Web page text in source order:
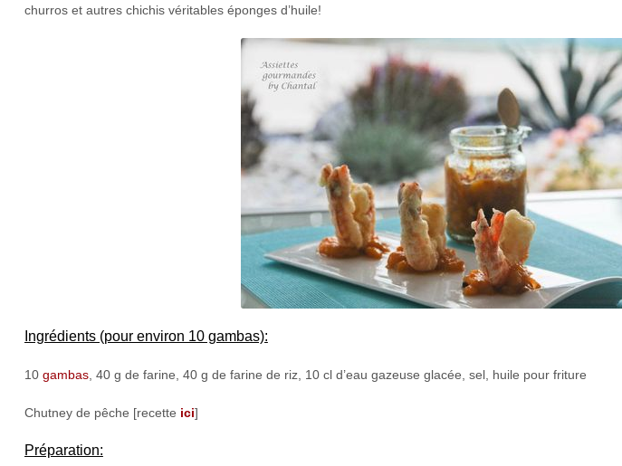
churros et autres chichis véritables éponges d’huile!
Ingrédients (pour environ 10 gambas):
10 gambas, 40 g de farine, 40 g de farine de riz, 10 cl d’eau gazeuse glacée, sel, huile pour friture
Chutney de pêche [recette ici]
Préparation: